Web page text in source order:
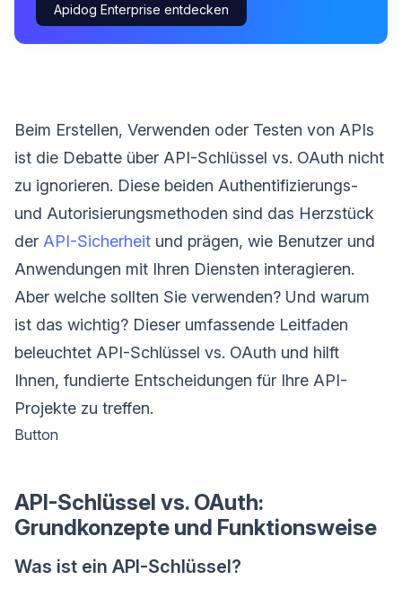
Apidog Enterprise entdecken
Beim Erstellen, Verwenden oder Testen von APIs
ist die Debatte über API-Schlüssel vs. OAuth nicht
zu ignorieren. Diese beiden Authentifizierungs-
und Autorisierungsmethoden sind das Herzstück
der API-Sicherheit und prägen, wie Benutzer und
Anwendungen mit Ihren Diensten interagieren.
Aber welche sollten Sie verwenden? Und warum
ist das wichtig? Dieser umfassende Leitfaden
beleuchtet API-Schlüssel vs. OAuth und hilft
Ihnen, fundierte Entscheidungen für Ihre API-
Projekte zu treffen.
Button
API-Schlüssel vs. OAuth:
Grundkonzepte und Funktionsweise
Was ist ein API-Schlüssel?